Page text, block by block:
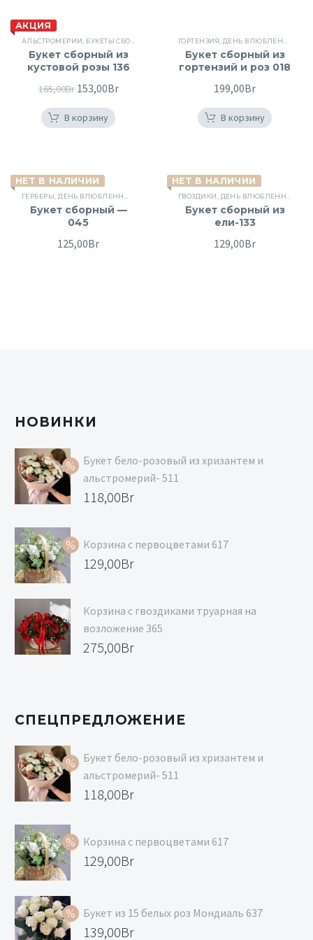
АКЦИЯ
АЛЬСТРОМЕРИИ БУКЕТЫ СБОРНЫЕ ДЕНЬ ВЛЮБЛЕННЫХ,КУСТОВЫЕ РОЗЫ
Букет сборный из
кустовой розы 136
165,00Br Первоначальная
цена
составляла
153,00BrТекущая
В корзину
ГОРТЕНЗИЯ ДЕНЬ ВЛЮБЛЕННЫХ
Букет сборный из
гортензий и роз 018
199,00Br
В корзину
НЕТ В НАЛИЧИИ
ГЕРБЕРЫ ДЕНЬ ВЛЮБЛЕННЫХ ,ПОВОД ,СБОРНЫЕ БУКЕТЫ,ЦВЕТЫ
Букет сборный —
045
125,00Br
НЕТ В НАЛИЧИИ
ГВОЗДИКИ ДЕНЬ ВЛЮБЛЕННЫХ
Букет сборный из
ели-133
129,00Br
НОВИНКИ
Букет бело-розовый из хризантем и
альстромерий- 511
Первоначальная
составляла
129,00Br.
118,00Br
цена:
118,00Br.
Корзина с первоцветами 617
Первоначальная
составляла
139,00Br.
129,00Br
цена:
129,00Br.
Корзина с гвоздиками труарная на
возложение 365
275,00Br
СПЕЦПРЕДЛОЖЕНИЕ
Букет бело-розовый из хризантем и
альстромерий- 511
Первоначальная
составляла
129,00Br.
118,00Br
цена:
118,00Br.
Корзина с первоцветами 617
Первоначальная
139,00Br.
129,00Br
129,00Br.
Букет из 15 белых роз Мондиаль 637
Первоначальная
139,00Br